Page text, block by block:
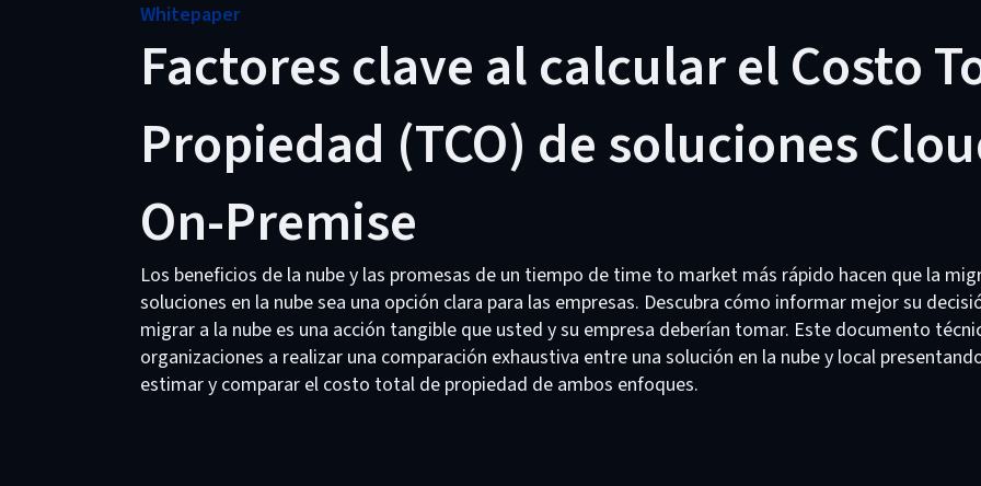
Whitepaper
Factores clave al calcular el Costo
Propiedad (TCO) de soluciones
On-Premise
Los beneficios de la nube y las promesas de un tiempo de time to market más rápido hacen que la
soluciones en la nube sea una opción clara para las empresas. Descubra cómo informar mejor su
migrar a la nube es una acción tangible que usted y su empresa deberían tomar. Este documento
organizaciones a realizar una comparación exhaustiva entre una solución en la nube y local
estimar y comparar el costo total de propiedad de ambos enfoques.